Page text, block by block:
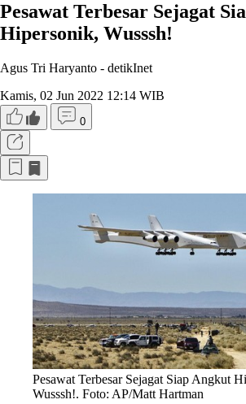
Pesawat Terbesar Sejagat
Hipersonik, Wusssh!
Agus Tri Haryanto - detikInet
Kamis, 02 Jun 2022 12:14 WIB
0
Pesawat Terbesar Sejagat Siap Angkut
Wusssh!. Foto: AP/Matt Hartman